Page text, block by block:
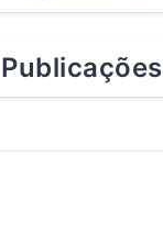
Publicações